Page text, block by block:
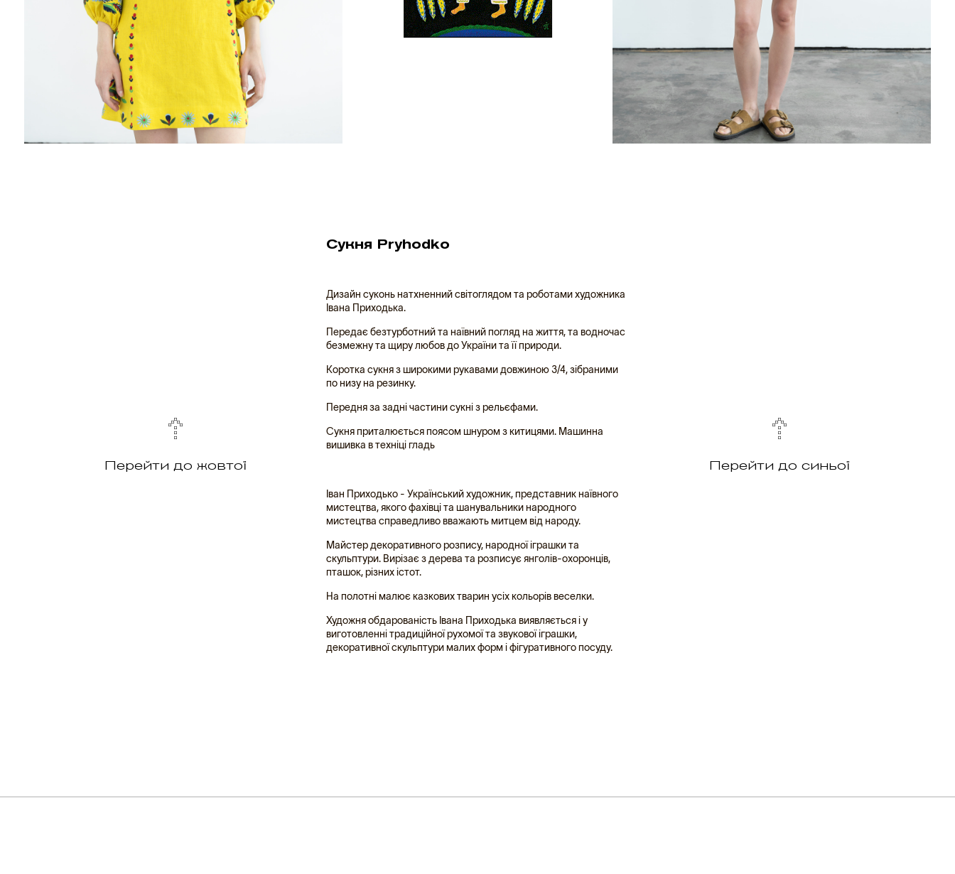
Перейти до жовтої
Сукня Pryhodko
Дизайн суконь натхненний світоглядом та роботами художника
Івана Приходька.
Передає безтурботний та наївний погляд на життя, та водночас
безмежну та щиру любов до України та її природи.
Коротка сукня з широкими рукавами довжиною 3/4, зібраними
по низу на резинку.
Передня за задні частини сукні з рельєфами.
Сукня приталюється поясом шнуром з китицями. Машинна
вишивка в техніці гладь
Іван Приходько - Український художник, представник наївного
мистецтва, якого фахівці та шанувальники народного
мистецтва справедливо вважають митцем від народу.
Майстер декоративного розпису, народної іграшки та
скульптури. Вирізає з дерева та розписує янголів-охоронців,
пташок, різних істот.
На полотні малює казкових тварин усіх кольорів веселки.
Художня обдарованість Івана Приходька виявляється і у
виготовленні традиційної рухомої та звукової іграшки,
декоративної скульптури малих форм і фігуративного посуду.
Перейти до синьої